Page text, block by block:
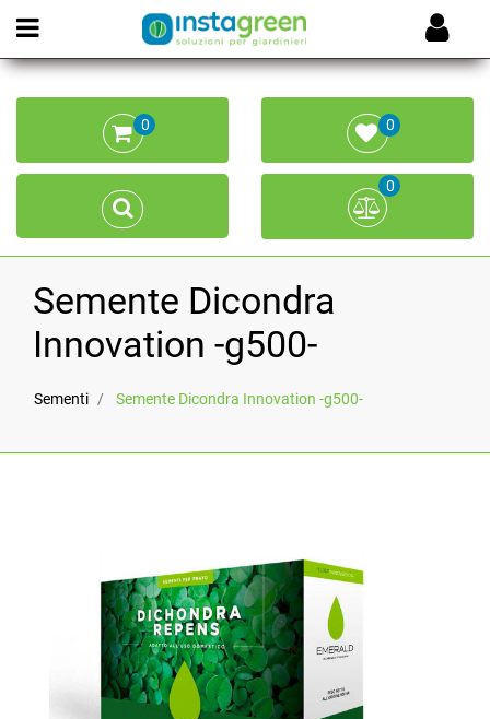
Open menu
0 0
0
Semente Dicondra
Innovation -g500-
Sementi Semente Dicondra Innovation -g500-